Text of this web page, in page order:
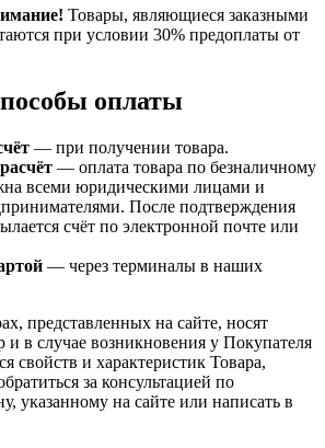
Товары, являющиеся заказными
при условии 30% предоплаты от
оплаты
— при получении товара.
— оплата товара по безналичному
всеми юридическими лицами и
После подтверждения
счёт по электронной почте или
— через терминалы в наших
представленных на сайте, носят
и в случае возникновения у Покупателя
свойств и характеристик Товара,
за консультацией по
указанному на сайте или написать в